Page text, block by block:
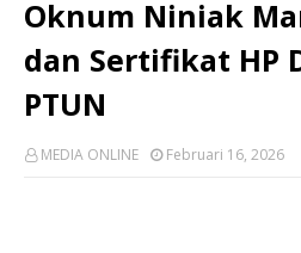
Oknum Niniak
dan Sertifikat HP
PTUN
MEDIA ONLINE Februari 16, 2026